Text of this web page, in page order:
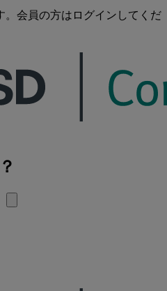
。会員の方はログインしてくだ
検